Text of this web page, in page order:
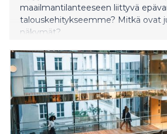
maailmantilanteeseen liittyvä
talouskehitykseemme? Mitkä ovat
näkymät?